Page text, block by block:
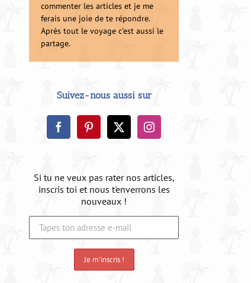
commenter les articles et je me
ferais une joie de te répondre.
Après tout le voyage c'est aussi le
partage.
Suivez-nous aussi sur
Si tu ne veux pas rater nos articles,
inscris toi et nous t'enverrons les
nouveaux !